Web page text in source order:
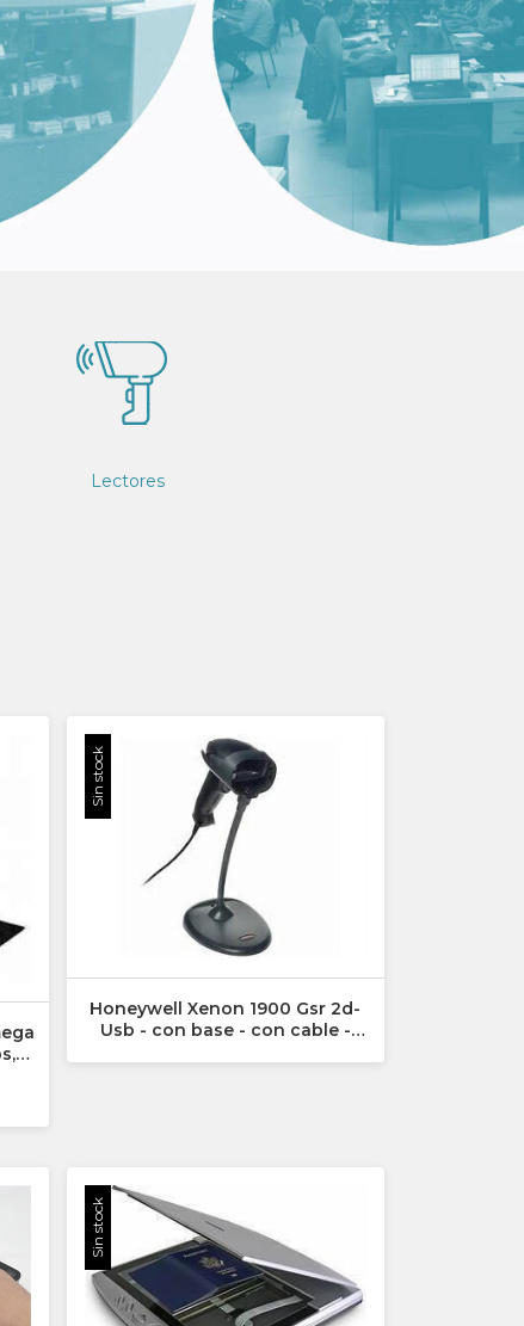
Lectores
Sin stock
Honeywell Xenon 1900 Gsr 2d-
Usb - con base - con cable -
Sin stock